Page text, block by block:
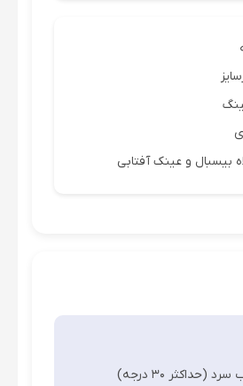
بیسبال و عینک آفتابی
30 درجه)